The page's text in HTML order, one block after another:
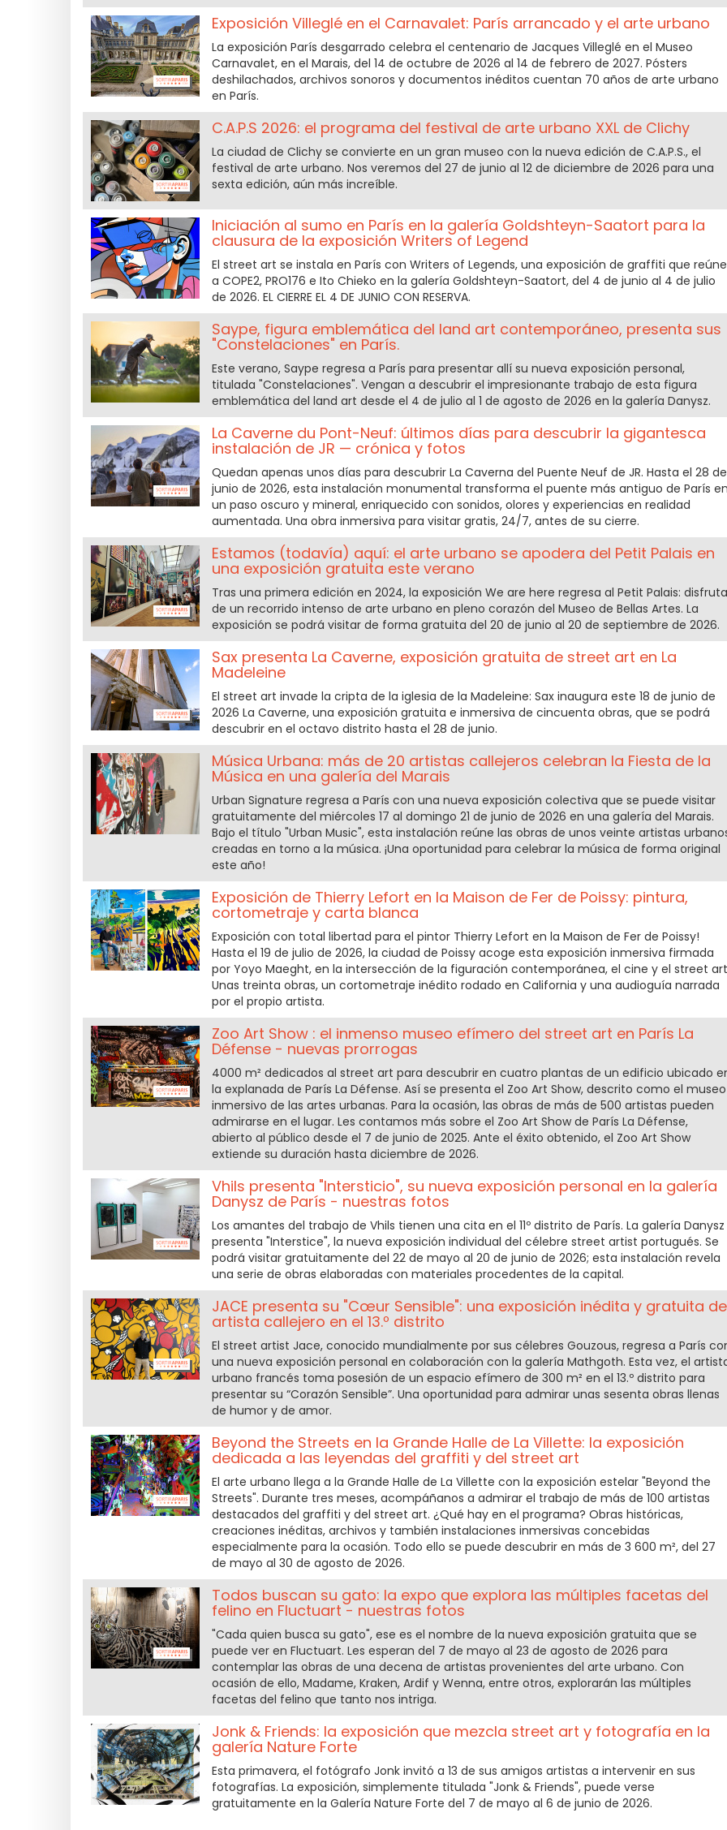
Exposición Villeglé en el Carnavalet: París arrancado y el arte urbano
La exposición París desgarrado celebra el centenario de Jacques Villeglé en el Museo
Carnavalet, en el Marais, del 14 de octubre de 2026 al 14 de febrero de 2027. Pósters
deshilachados, archivos sonoros y documentos inéditos cuentan 70 años de arte urbano
en París.
C.A.P.S 2026: el programa del festival de arte urbano XXL de Clichy
La ciudad de Clichy se convierte en un gran museo con la nueva edición de C.A.P.S., el
festival de arte urbano. Nos veremos del 27 de junio al 12 de diciembre de 2026 para una
sexta edición, aún más increíble.
Iniciación al sumo en París en la galería Goldshteyn-Saatort para la
clausura de la exposición Writers of Legend
El street art se instala en París con Writers of Legends, una exposición de graffiti que reúne
a COPE2, PRO176 e Ito Chieko en la galería Goldshteyn-Saatort, del 4 de junio al 4 de julio
de 2026. EL CIERRE EL 4 DE JUNIO CON RESERVA.
Saype, figura emblemática del land art contemporáneo, presenta sus
"Constelaciones" en París.
Este verano, Saype regresa a París para presentar allí su nueva exposición personal,
titulada "Constelaciones". Vengan a descubrir el impresionante trabajo de esta figura
emblemática del land art desde el 4 de julio al 1 de agosto de 2026 en la galería Danysz.
La Caverne du Pont-Neuf: últimos días para descubrir la gigantesca
instalación de JR — crónica y fotos
Quedan apenas unos días para descubrir La Caverna del Puente Neuf de JR. Hasta el 28 de
junio de 2026, esta instalación monumental transforma el puente más antiguo de París
un paso oscuro y mineral, enriquecido con sonidos, olores y experiencias en realidad
aumentada. Una obra inmersiva para visitar gratis, 24/7, antes de su cierre.
Estamos (todavía) aquí: el arte urbano se apodera del Petit Palais en
una exposición gratuita este verano
Tras una primera edición en 2024, la exposición We are here regresa al Petit Palais: disfruta
de un recorrido intenso de arte urbano en pleno corazón del Museo de Bellas Artes. La
exposición se podrá visitar de forma gratuita del 20 de junio al 20 de septiembre de 2026.
Sax presenta La Caverne, exposición gratuita de street art en La
Madeleine
El street art invade la cripta de la iglesia de la Madeleine: Sax inaugura este 18 de junio de
2026 La Caverne, una exposición gratuita e inmersiva de cincuenta obras, que se podrá
descubrir en el octavo distrito hasta el 28 de junio.
Música Urbana: más de 20 artistas callejeros celebran la Fiesta de la
Música en una galería del Marais
Urban Signature regresa a París con una nueva exposición colectiva que se puede visitar
gratuitamente del miércoles 17 al domingo 21 de junio de 2026 en una galería del Marais.
Bajo el título "Urban Music", esta instalación reúne las obras de unos veinte artistas
creadas en torno a la música. ¡Una oportunidad para celebrar la música de forma original
este año!
Exposición de Thierry Lefort en la Maison de Fer de Poissy: pintura,
cortometraje y carta blanca
Exposición con total libertad para el pintor Thierry Lefort en la Maison de Fer de Poissy!
Hasta el 19 de julio de 2026, la ciudad de Poissy acoge esta exposición inmersiva firmada
por Yoyo Maeght, en la intersección de la figuración contemporánea, el cine y el street
Unas treinta obras, un cortometraje inédito rodado en California y una audioguía narrada
por el propio artista.
Zoo Art Show : el inmenso museo efímero del street art en París La
Défense - nuevas prorrogas
4000 m² dedicados al street art para descubrir en cuatro plantas de un edificio ubicado
la explanada de París La Défense. Así se presenta el Zoo Art Show, descrito como el museo
inmersivo de las artes urbanas. Para la ocasión, las obras de más de 500 artistas pueden
admirarse en el lugar. Les contamos más sobre el Zoo Art Show de París La Défense,
abierto al público desde el 7 de junio de 2025. Ante el éxito obtenido, el Zoo Art Show
extiende su duración hasta diciembre de 2026.
Vhils presenta "Intersticio", su nueva exposición personal en la galería
Danysz de París - nuestras fotos
Los amantes del trabajo de Vhils tienen una cita en el 11º distrito de París. La galería Danysz
presenta "Interstice", la nueva exposición individual del célebre street artist portugués. Se
podrá visitar gratuitamente del 22 de mayo al 20 de junio de 2026; esta instalación revela
una serie de obras elaboradas con materiales procedentes de la capital.
JACE presenta su "Cœur Sensible": una exposición inédita y gratuita
artista callejero en el 13.º distrito
El street artist Jace, conocido mundialmente por sus célebres Gouzous, regresa a París
una nueva exposición personal en colaboración con la galería Mathgoth. Esta vez, el
urbano francés toma posesión de un espacio efímero de 300 m² en el 13.º distrito para
presentar su “Corazón Sensible”. Una oportunidad para admirar unas sesenta obras llenas
de humor y de amor.
Beyond the Streets en la Grande Halle de La Villette: la exposición
dedicada a las leyendas del graffiti y del street art
El arte urbano llega a la Grande Halle de La Villette con la exposición estelar "Beyond the
Streets". Durante tres meses, acompáñanos a admirar el trabajo de más de 100 artistas
destacados del graffiti y del street art. ¿Qué hay en el programa? Obras históricas,
creaciones inéditas, archivos y también instalaciones inmersivas concebidas
especialmente para la ocasión. Todo ello se puede descubrir en más de 3 600 m², del 27
de mayo al 30 de agosto de 2026.
Todos buscan su gato: la expo que explora las múltiples facetas del
felino en Fluctuart - nuestras fotos
"Cada quien busca su gato", ese es el nombre de la nueva exposición gratuita que se
puede ver en Fluctuart. Les esperan del 7 de mayo al 23 de agosto de 2026 para
contemplar las obras de una decena de artistas provenientes del arte urbano. Con
ocasión de ello, Madame, Kraken, Ardif y Wenna, entre otros, explorarán las múltiples
facetas del felino que tanto nos intriga.
Jonk & Friends: la exposición que mezcla street art y fotografía en la
galería Nature Forte
Esta primavera, el fotógrafo Jonk invitó a 13 de sus amigos artistas a intervenir en sus
fotografías. La exposición, simplemente titulada "Jonk & Friends", puede verse
gratuitamente en la Galería Nature Forte del 7 de mayo al 6 de junio de 2026.